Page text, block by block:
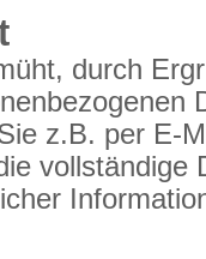
durch
z.B. per E-